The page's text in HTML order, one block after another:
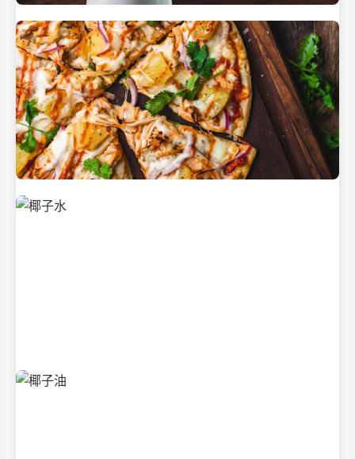
热带海滩上的椰子树
新鲜采摘的椰子
清凉解渴的椰子水